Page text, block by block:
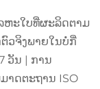
ະໃບທີ່ຜະລິດຕາມ
ວຈິງພາຍໃນບໍ່ກີ່
ວັນ | ການ
າດຕະຖານ ISO